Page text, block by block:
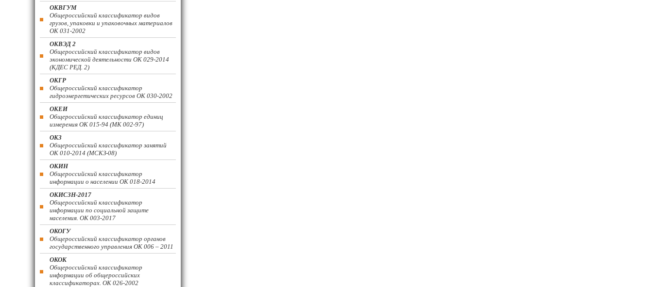
ОКВГУМ
Общероссийский классификатор видов
грузов, упаковки и упаковочных материалов
ОК 031-2002
ОКВЭД 2
Общероссийский классификатор видов
экономической деятельности ОК 029-2014
(КДЕС РЕД. 2)
ОКГР
Общероссийский классификатор
гидроэнергетических ресурсов ОК 030-2002
ОКЕИ
Общероссийский классификатор единиц
измерения ОК 015-94 (МК 002-97)
ОКЗ
Общероссийский классификатор занятий
ОК 010-2014 (МСКЗ-08)
ОКИН
Общероссийский классификатор
информации о населении ОК 018-2014
ОКИСЗН-2017
Общероссийский классификатор
информации по социальной защите
населения. ОК 003-2017
ОКОГУ
Общероссийский классификатор органов
государственного управления ОК 006 – 2011
ОКОК
Общероссийский классификатор
информации об общероссийских
классификаторах. ОК 026-2002